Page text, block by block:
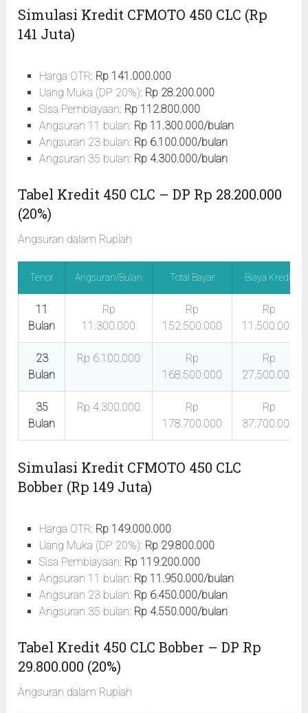
Simulasi Kredit CFMOTO 450 CLC (Rp
141 Juta)
Harga OTR: Rp 141.000.000
Uang Muka (DP 20%): Rp 28.200.000
Sisa Pembiayaan: Rp 112.800.000
Angsuran 11 bulan: Rp 11.300.000/bulan
Angsuran 23 bulan: Rp 6.100.000/bulan
Angsuran 35 bulan: Rp 4.300.000/bulan
Tabel Kredit 450 CLC – DP Rp 28.200.000
(20%)
Angsuran dalam Rupiah
Tenor Angsuran/Bulan Total Bayar Biaya Kredit
11
Bulan
Rp
11.300.000
Rp
152.500.000
Rp
11.500.000
23
Bulan
Rp 6.100.000
Rp
168.500.000
Rp
27.500.000
35
Bulan
Rp 4.300.000
Rp
178.700.000
Rp
37.700.000
Simulasi Kredit CFMOTO 450 CLC
Bobber (Rp 149 Juta)
Harga OTR: Rp 149.000.000
Uang Muka (DP 20%): Rp 29.800.000
Sisa Pembiayaan: Rp 119.200.000
Angsuran 11 bulan: Rp 11.950.000/bulan
Angsuran 23 bulan: Rp 6.450.000/bulan
Angsuran 35 bulan: Rp 4.550.000/bulan
Tabel Kredit 450 CLC Bobber – DP Rp
29.800.000 (20%)
Angsuran dalam Rupiah